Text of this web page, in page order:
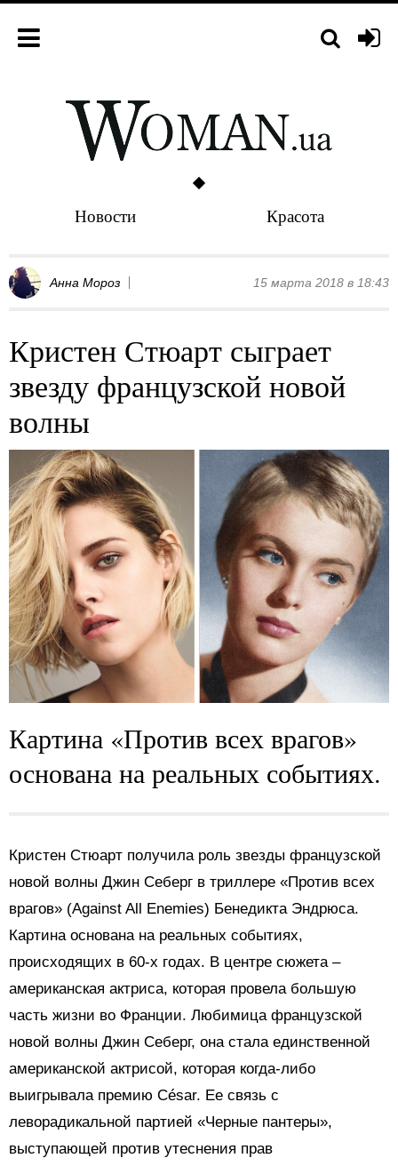
Новости Красота
Анна Мороз 15 марта 2018 в 18:43
Кристен Стюарт сыграет
звезду французской новой
волны
Картина «Против всех врагов»
основана на реальных событиях.
Кристен Стюарт получила роль звезды французской
новой волны Джин Себерг в триллере «Против всех
врагов» (Against All Enemies) Бенедикта Эндрюса.
Картина основана на реальных событиях,
происходящих в 60-х годах. В центре сюжета –
американская актриса, которая провела большую
часть жизни во Франции. Любимица французской
новой волны Джин Себерг, она стала единственной
американской актрисой, которая когда-либо
выигрывала премию César. Ее связь с
леворадикальной партией «Черные пантеры»,
выступающей против утеснения прав